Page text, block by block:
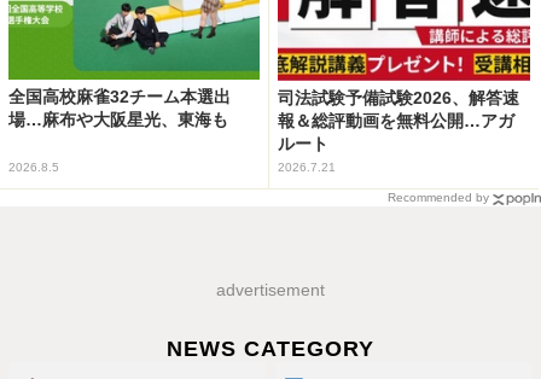
全国高校麻雀32チーム本選出
場…麻布や大阪星光、東海も
2026.8.5
司法試験予備試験2026、解答速
報＆総評動画を無料公開…アガ
ルート
2026.7.21
Recommended by
advertisement
NEWS CATEGORY